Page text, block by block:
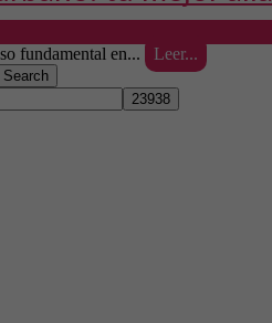
fundamental en...
Leer...
Search